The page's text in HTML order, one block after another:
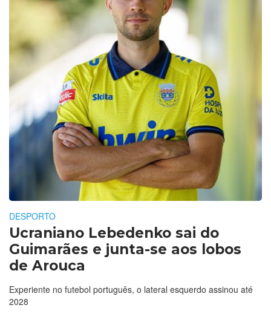
DESPORTO
Ucraniano Lebedenko sai do
Guimarães e junta-se aos lobos
de Arouca
Experiente no futebol português, o lateral esquerdo assinou até
2028